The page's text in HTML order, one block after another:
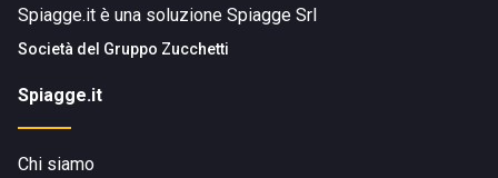
Spiagge.it è una soluzione Spiagge Srl
Società del Gruppo Zucchetti
Spiagge.it
Chi siamo